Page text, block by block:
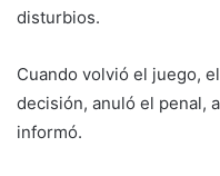
disturbios.
Cuando volvió el juego,
decisión, anuló el penal,
informó.